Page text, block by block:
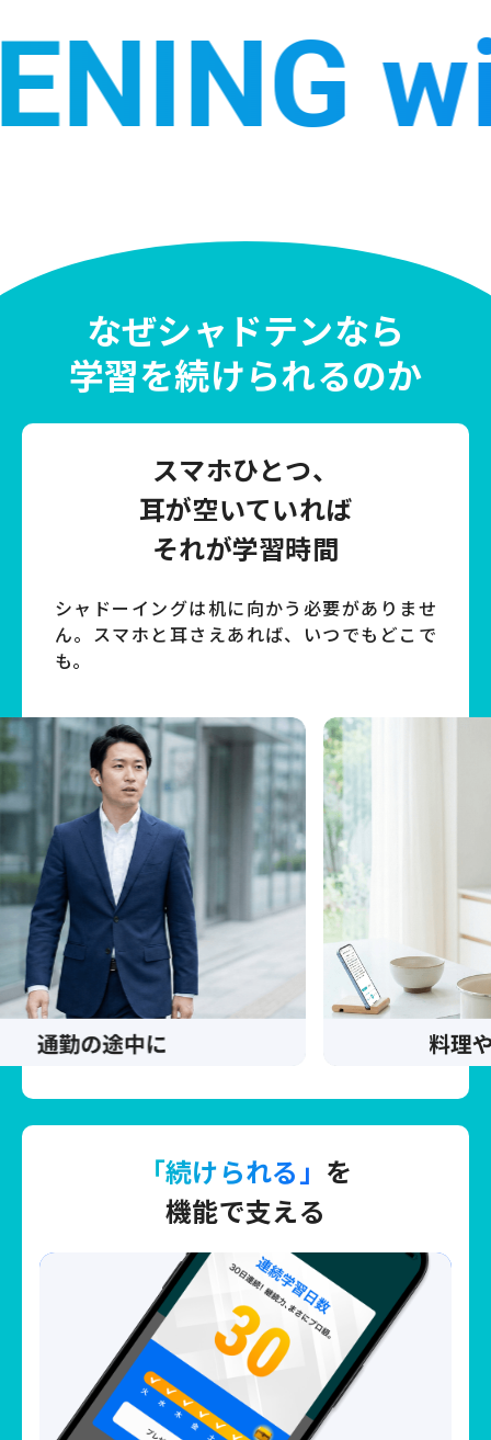
with
なぜシャドテンなら
学習を続けられるのか
スマホひとつ、
耳が空いていれば
それが学習時間
シャドーイングは机に向かう必要がありませ
ん。 スマホと耳さえあれば、いつでもどこで
も。
「続けられる」 を
機能で支える